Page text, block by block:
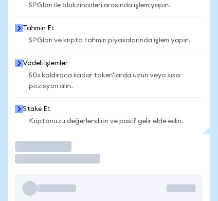
SPGIon ile blokzincirleri arasında işlem yapın.
Tahmin Et
SPGIon ve kripto tahmin piyasalarında işlem yapın.
Vadeli İşlemler
50x kaldıraca kadar token'larda uzun veya kısa
pozisyon alın.
Stake Et
Kriptonuzu değerlendirin ve pasif gelir elde edin.